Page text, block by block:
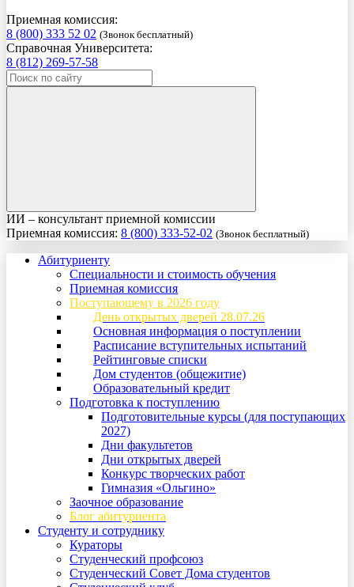
Приемная комиссия:
8 (800) 333 52 02 (Звонок бесплатный)
Справочная Университета:
8 (812) 269-57-58
ИИ – консультант приемной комиссии
Приемная комиссия: 8 (800) 333-52-02 (Звонок бесплатный)
Абитуриенту
Специальности и стоимость обучения
Приемная комиссия
Поступающему в 2026 году
День открытых дверей 28.07.26
Основная информация о поступлении
Расписание вступительных испытаний
Рейтинговые списки
Дом студентов (общежитие)
Образовательный кредит
Подготовка к поступлению
Подготовительные курсы (для поступающих
2027)
Дни факультетов
Дни открытых дверей
Конкурс творческих работ
Гимназия «Ольгино»
Заочное образование
Блог абитуриента
Студенту и сотруднику
Кураторы
Студенческий профсоюз
Студенческий Совет Дома студентов